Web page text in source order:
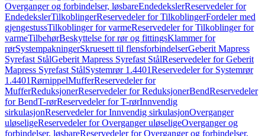
Overganger og forbindelser, løsbareEndedekslerReservedeler for
EndedekslerTilkoblingerReservedeler for TilkoblingerFordeler med
gjengestussTilkoblinger for varmeReservedeler for Tilkoblinger for
varmeTilbehørBeskyttelse for rør og fittingsKlammer for
rørSystempakningerSkruesett til flensforbindelserGeberit Mapress
Syrefast StålGeberit Mapress Syrefast StålReservedeler for Geberit
Mapress Syrefast StålSystemrør 1.4401Reservedeler for Systemrør
1.4401RørnippelMufferReservedeler for
MufferReduksjonerReservedeler for ReduksjonerBendReservedeler
for BendT-rørReservedeler for T-rørInnvendig
sirkulasjonReservedeler for Innvendig sirkulasjonOverganger
uløseligeReservedeler for Overganger uløseligeOverganger og
forbindelser, løsbareReservedeler for Overganger og forbindelser,